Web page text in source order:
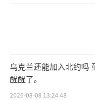
乌克兰还能加入北约吗
醒醒了。
2026-08-08 13:24:48